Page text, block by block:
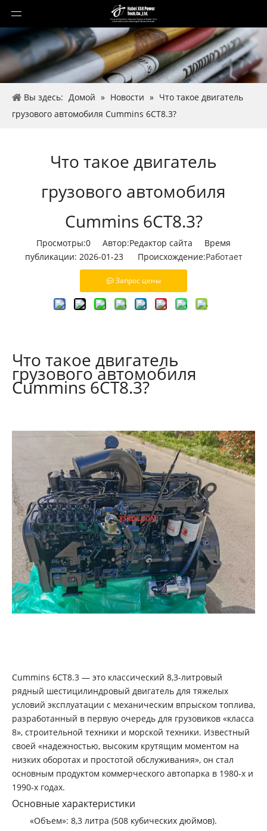
Вы здесь: Домой » Новости » Что такое двигатель
грузового автомобиля Cummins 6CT8.3?
Что такое двигатель
грузового автомобиля
Cummins 6CT8.3?
Просмотры:0 Автор:Pедактор сайта Время
публикации: 2026-01-23 Происхождение:Работает
Запрос цены
Что такое двигатель
грузового автомобиля
Cummins 6CT8.3?
Cummins 6CT8.3 — это классический 8,3-литровый
рядный шестицилиндровый двигатель для тяжелых
условий эксплуатации с механическим впрыском топлива,
разработанный в первую очередь для грузовиков «класса
8», строительной техники и морской техники. Известный
своей «надежностью, высоким крутящим моментом на
низких оборотах и ​​простотой обслуживания», он стал
основным продуктом коммерческого автопарка в 1980-х и
1990-х годах.
Основные характеристики
«Объем»: 8,3 литра (508 кубических дюймов).